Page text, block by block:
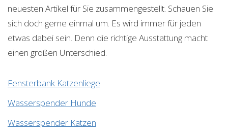
neuesten Artikel für Sie zusammengestellt. Schauen Sie
sich doch gerne einmal um. Es wird immer für jeden
etwas dabei sein. Denn die richtige Ausstattung macht
einen großen Unterschied.
Fensterbank Katzenliege
Wasserspender Hunde
Wasserspender Katzen